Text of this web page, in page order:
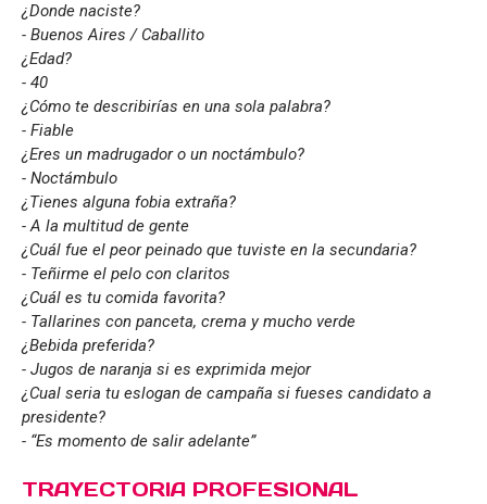
¿Donde naciste?
- Buenos Aires / Caballito
¿Edad?
- 40
¿Cómo te describirías en una sola palabra?
- Fiable
¿Eres un madrugador o un noctámbulo?
- Noctámbulo
¿Tienes alguna fobia extraña?
- A la multitud de gente
¿Cuál fue el peor peinado que tuviste en la secundaria?
- Teñirme el pelo con claritos
¿Cuál es tu comida favorita?
- Tallarines con panceta, crema y mucho verde
¿Bebida preferida?
- Jugos de naranja si es exprimida mejor
¿Cual seria tu eslogan de campaña si fueses candidato a
presidente?
- “Es momento de salir adelante”
TRAYECTORIA PROFESIONAL